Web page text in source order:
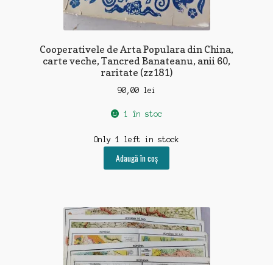
Cooperativele de Arta Populara din China,
carte veche, Tancred Banateanu, anii 60,
raritate (zz181)
90,00 lei
1 în stoc
Only 1 left in stock
Adaugă în coș